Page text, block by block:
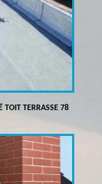
TOIT TERRASSE 78